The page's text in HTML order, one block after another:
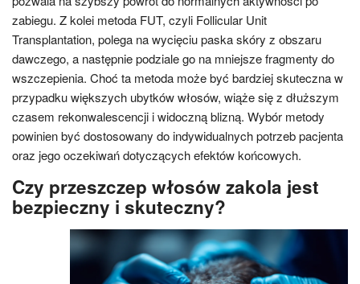
zabiegu. Z kolei metoda FUT, czyli Follicular Unit
Transplantation, polega na wycięciu paska skóry z obszaru
dawczego, a następnie podziale go na mniejsze fragmenty do
wszczepienia. Choć ta metoda może być bardziej skuteczna w
przypadku większych ubytków włosów, wiąże się z dłuższym
czasem rekonwalescencji i widoczną blizną. Wybór metody
powinien być dostosowany do indywidualnych potrzeb pacjenta
oraz jego oczekiwań dotyczących efektów końcowych.
Czy przeszczep włosów zakola jest
bezpieczny i skuteczny?